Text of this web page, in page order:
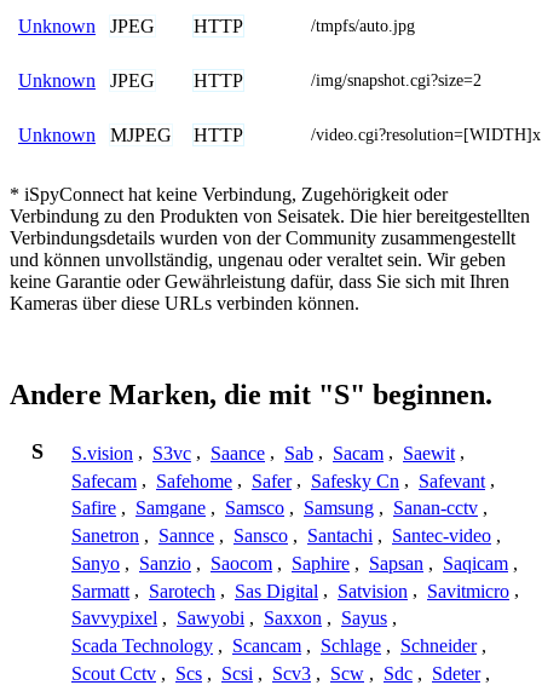
Unknown JPEG HTTP /tmpfs/auto.jpg
Unknown JPEG HTTP /img/snapshot.cgi?size=2
Unknown MJPEG HTTP /
* iSpyConnect hat keine Verbindung, Zugehörigkeit oder
Verbindung zu den Produkten von Seisatek. Die hier bereitgestellten
Verbindungsdetails wurden von der Community zusammengestellt
und können unvollständig, ungenau oder veraltet sein. Wir geben
keine Garantie oder Gewährleistung dafür, dass Sie sich mit Ihren
Kameras über diese URLs verbinden können.
Andere Marken, die mit "S" beginnen.
S S.vision , S3vc , Saance , Sab , Sacam , Saewit ,
Safecam , Safehome , Safer , Safesky Cn , Safevant ,
Safire , Samgane , Samsco , Samsung , Sanan-cctv ,
Sanetron , Sannce , Sansco , Santachi , Santec-video ,
Sanyo , Sanzio , Saocom , Saphire , Sapsan , Saqicam ,
Sarmatt , Sarotech , Sas Digital , Satvision , Savitmicro ,
Savvypixel , Sawyobi , Saxxon , Sayus ,
Scada Technology , Scancam , Schlage , Schneider ,
Scout Cctv , Scs , Scsi , Scv3 , Scw , Sdc , Sdeter ,